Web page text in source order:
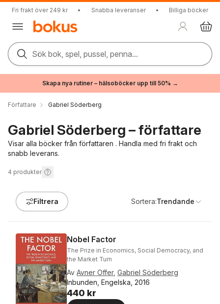
Fri frakt över 249 kr • Snabba leveranser • Billiga böcker
Sök bok, spel, pussel, penna...
Skapa nya rutiner – hälsoböcker upp till 50% →
Författare Gabriel Söderberg
Gabriel Söderberg – författare
Visar alla böcker från författaren . Handla med fri frakt och
snabb leverans.
4 produkter
Filtrera Sortera:Trendande
Nobel Factor
The Prize in Economics, Social Democracy, and
the Market Turn
Av Avner Offer, Gabriel Söderberg
Inbunden, Engelska, 2016
440 kr